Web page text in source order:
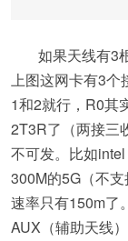
如果天线有3
上图这网卡有3个
1和2就行，R0其
2T3R了（两接三
不可发。比如
300M的5G（不
速率只有150m了
AUX（辅助天线